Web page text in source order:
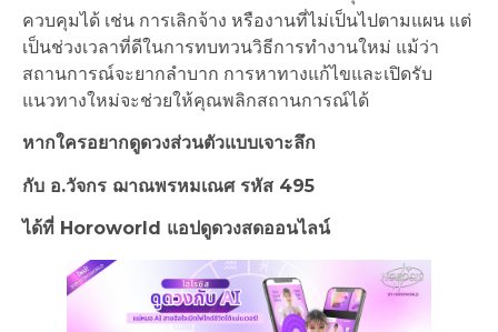
ควบคุมได้ เช่น การเลิกจ้าง หรืองานที่ไม่เป็นไปตามแผน แต่
เป็นช่วงเวลาที่ดีในการทบทวนวิธีการทำงานใหม่ แม้ว่า
สถานการณ์จะยากลำบาก การหาทางแก้ไขและเปิดรับ
แนวทางใหม่จะช่วยให้คุณพลิกสถานการณ์ได้
หากใครอยากดูดวงส่วนตัวแบบเจาะลึก
กับ อ.วัจกร ฌาณพรหมเณศ รหัส 495
ได้ที่ Horoworld แอปดูดวงสดออนไลน์